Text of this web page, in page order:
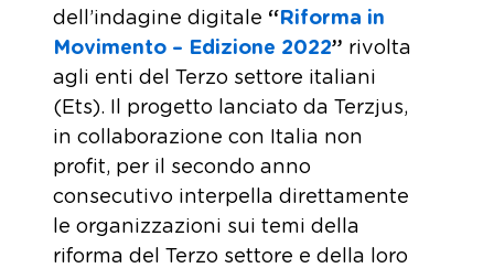
dell’indagine digitale “Riforma in
Movimento – Edizione 2022” rivolta
agli enti del Terzo settore italiani
(Ets). Il progetto lanciato da Terzjus,
in collaborazione con Italia non
profit, per il secondo anno
consecutivo interpella direttamente
le organizzazioni sui temi della
riforma del Terzo settore e della loro